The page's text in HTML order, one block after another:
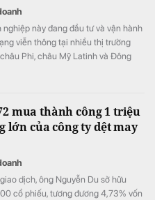
nghiệp này đang đầu tư và vận hành
viễn thông tại nhiều thị trường
Phi, châu Mỹ Latinh và Đông
mua thành công 1 triệu
lớn của công ty dệt may
dịch, ông Nguyễn Du sở hữu
cổ phiếu, tương đương 4,73% vốn